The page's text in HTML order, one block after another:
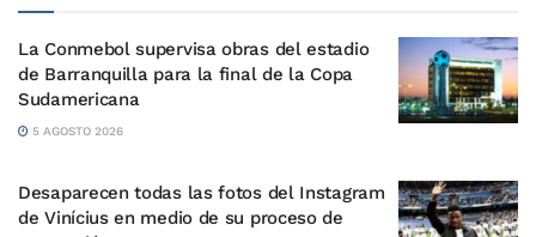
La Conmebol supervisa obras del estadio
de Barranquilla para la final de la Copa
Sudamericana
5 AGOSTO 2026
Desaparecen todas las fotos del Instagram
de Vinícius en medio de su proceso de